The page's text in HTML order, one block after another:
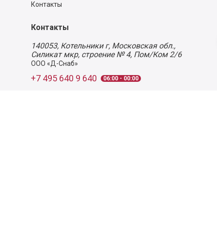
Контакты
Контакты
140053, Котельники г, Московская обл.,
Силикат мкр, строение № 4, Пом/Ком 2/6
ООО «Д-Снаб»
+7 495 640 9 640 06:00 - 00:00